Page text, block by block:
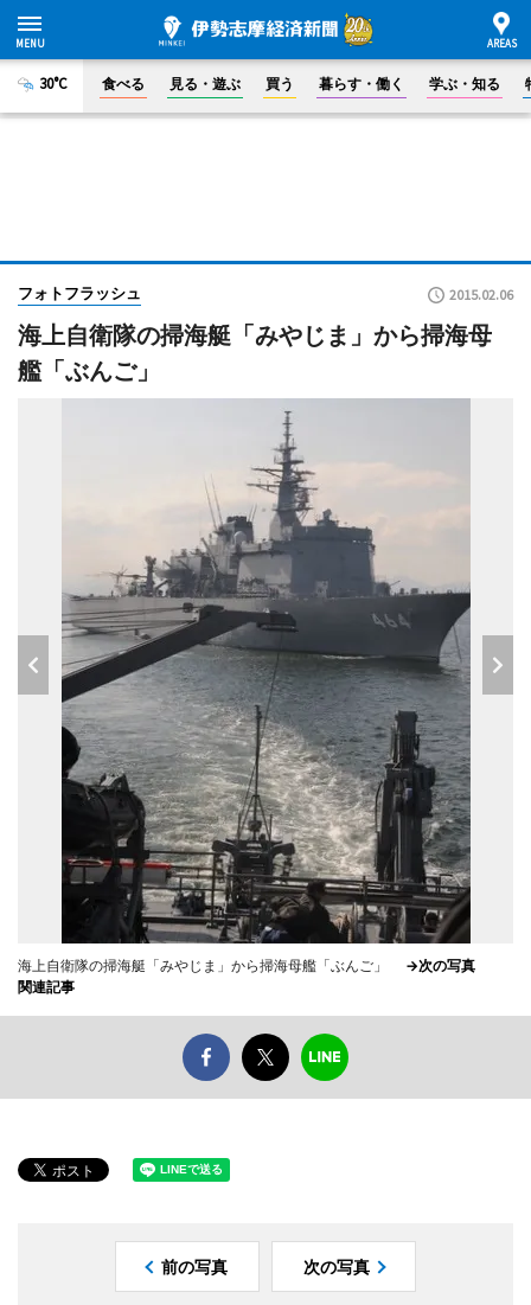
30°C 食べる 見る・遊ぶ 買う 暮らす・働く 学ぶ・知る
フォトフラッシュ 2015.02.06
海上自衛隊の掃海艇「みやじま」から掃海母
艦「ぶんご」
海上自衛隊の掃海艇「みやじま」から掃海母艦「ぶんご」
→次の写真
関連記事
前の写真 次の写真